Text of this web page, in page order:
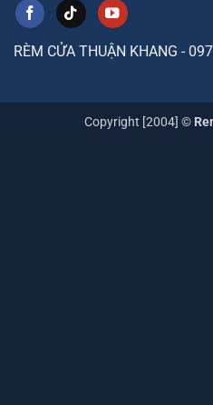
RÈM CỬA THUẬN KHANG -
Copyright [2004] ©